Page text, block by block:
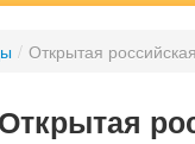
/ Открытая
Открытая